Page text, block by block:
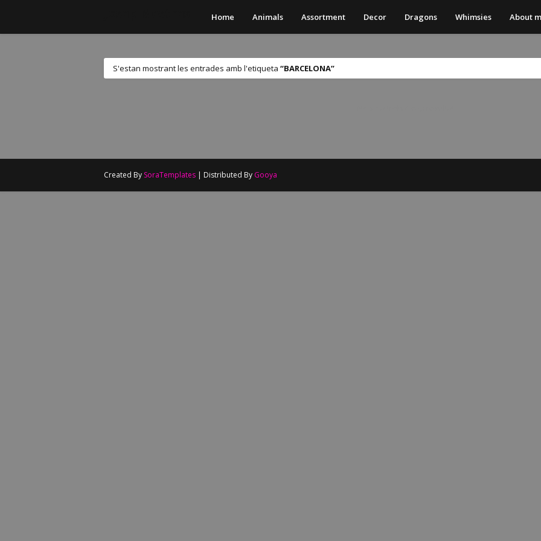
Home Animals Assortment Decor Dragons Whimsies About
S'estan mostrant les entrades amb l'etiqueta BARCELONA
Created By SoraTemplates | Distributed By Gooya